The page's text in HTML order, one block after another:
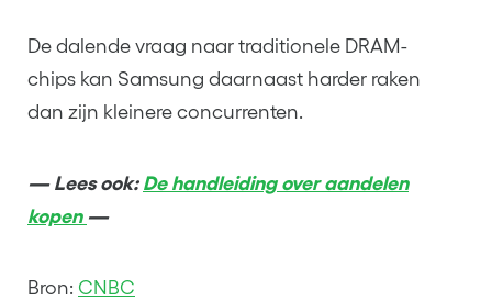
De dalende vraag naar traditionele DRAM-
chips kan Samsung daarnaast harder raken
dan zijn kleinere concurrenten.
— Lees ook: De handleiding over aandelen
kopen —
Bron: CNBC